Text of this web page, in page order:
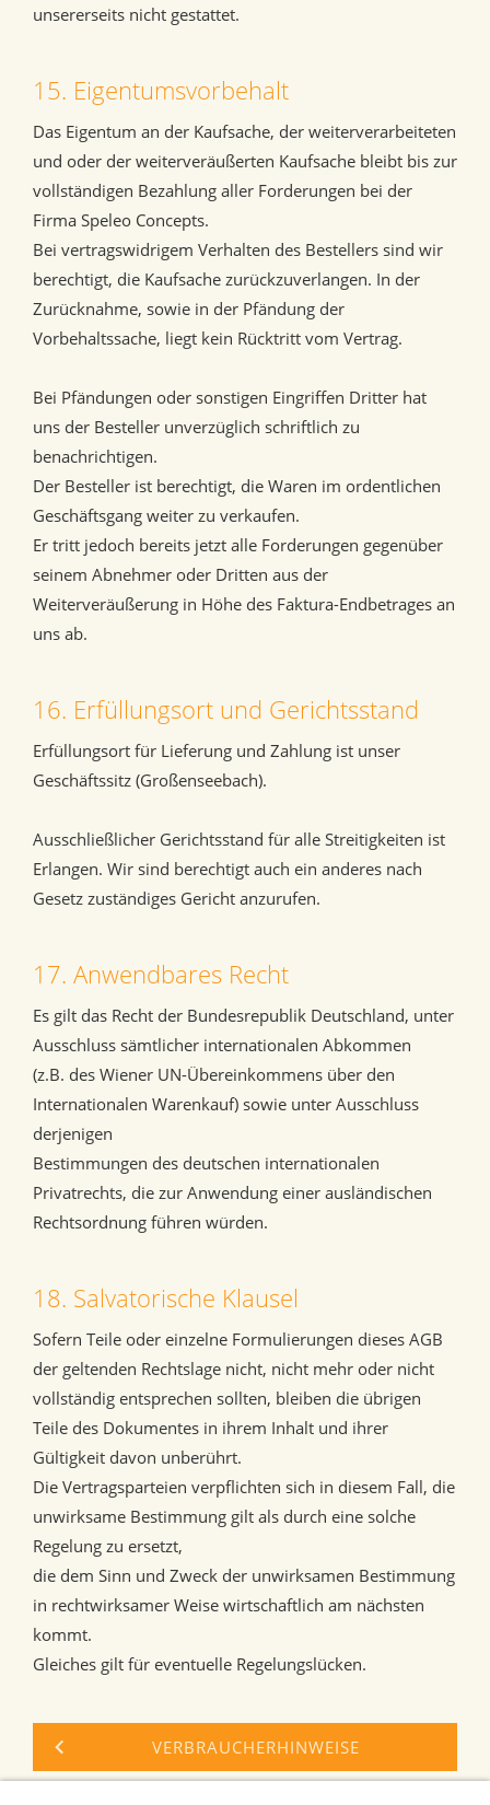
unsererseits nicht gestattet.
15. Eigentumsvorbehalt
Das Eigentum an der Kaufsache, der weiterverarbeiteten
und oder der weiterveräußerten Kaufsache bleibt bis zur
vollständigen Bezahlung aller Forderungen bei der
Firma Speleo Concepts.
Bei vertragswidrigem Verhalten des Bestellers sind wir
berechtigt, die Kaufsache zurückzuverlangen. In der
Zurücknahme, sowie in der Pfändung der
Vorbehaltssache, liegt kein Rücktritt vom Vertrag.
Bei Pfändungen oder sonstigen Eingriffen Dritter hat
uns der Besteller unverzüglich schriftlich zu
benachrichtigen.
Der Besteller ist berechtigt, die Waren im ordentlichen
Geschäftsgang weiter zu verkaufen.
Er tritt jedoch bereits jetzt alle Forderungen gegenüber
seinem Abnehmer oder Dritten aus der
Weiterveräußerung in Höhe des Faktura-Endbetrages an
uns ab.
16. Erfüllungsort und Gerichtsstand
Erfüllungsort für Lieferung und Zahlung ist unser
Geschäftssitz (Großenseebach).
Ausschließlicher Gerichtsstand für alle Streitigkeiten ist
Erlangen. Wir sind berechtigt auch ein anderes nach
Gesetz zuständiges Gericht anzurufen.
17. Anwendbares Recht
Es gilt das Recht der Bundesrepublik Deutschland, unter
Ausschluss sämtlicher internationalen Abkommen
(z.B. des Wiener UN-Übereinkommens über den
Internationalen Warenkauf) sowie unter Ausschluss
derjenigen
Bestimmungen des deutschen internationalen
Privatrechts, die zur Anwendung einer ausländischen
Rechtsordnung führen würden.
18. Salvatorische Klausel
Sofern Teile oder einzelne Formulierungen dieses AGB
der geltenden Rechtslage nicht, nicht mehr oder nicht
vollständig entsprechen sollten, bleiben die übrigen
Teile des Dokumentes in ihrem Inhalt und ihrer
Gültigkeit davon unberührt.
Die Vertragsparteien verpflichten sich in diesem Fall, die
unwirksame Bestimmung gilt als durch eine solche
Regelung zu ersetzt,
die dem Sinn und Zweck der unwirksamen Bestimmung
in rechtwirksamer Weise wirtschaftlich am nächsten
kommt.
Gleiches gilt für eventuelle Regelungslücken.
VERBRAUCHERHINWEISE